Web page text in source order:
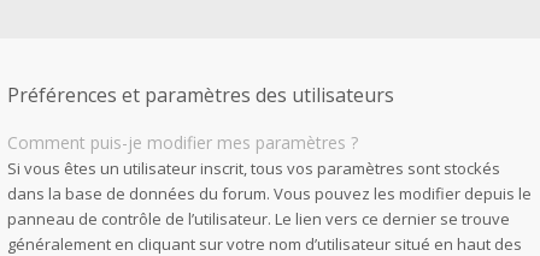
Préférences et paramètres des utilisateurs
Comment puis-je modifier mes paramètres ?
Si vous êtes un utilisateur inscrit, tous vos paramètres sont stockés
dans la base de données du forum. Vous pouvez les modifier depuis le
panneau de contrôle de l’utilisateur. Le lien vers ce dernier se trouve
généralement en cliquant sur votre nom d’utilisateur situé en haut des